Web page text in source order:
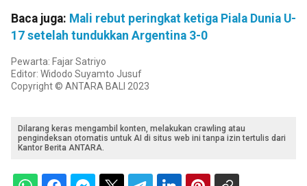
Baca juga: Mali rebut peringkat ketiga Piala Dunia U-
17 setelah tundukkan Argentina 3-0
Pewarta: Fajar Satriyo
Editor: Widodo Suyamto Jusuf
Copyright © ANTARA BALI 2023
Dilarang keras mengambil konten, melakukan crawling atau
pengindeksan otomatis untuk AI di situs web ini tanpa izin tertulis dari
Kantor Berita ANTARA.